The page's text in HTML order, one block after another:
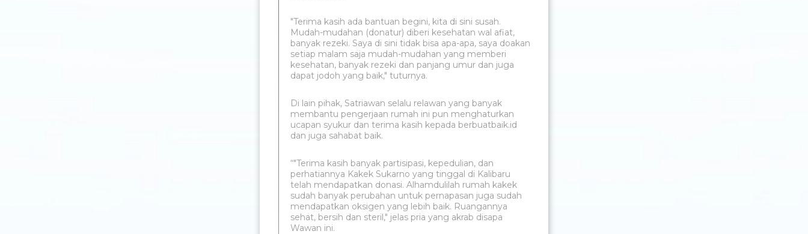
"Terima kasih ada bantuan begini, kita di sini susah.
Mudah-mudahan (donatur) diberi kesehatan wal afiat,
banyak rezeki. Saya di sini tidak bisa apa-apa, saya doakan
setiap malam saja mudah-mudahan yang memberi
kesehatan, banyak rezeki dan panjang umur dan juga
dapat jodoh yang baik," tuturnya.
Di lain pihak, Satriawan selalu relawan yang banyak
membantu pengerjaan rumah ini pun menghaturkan
ucapan syukur dan terima kasih kepada berbuatbaik.id
dan juga sahabat baik.
“"Terima kasih banyak partisipasi, kepedulian, dan
perhatiannya Kakek Sukarno yang tinggal di Kalibaru
telah mendapatkan donasi. Alhamdulilah rumah kakek
sudah banyak perubahan untuk pernapasan juga sudah
mendapatkan oksigen yang lebih baik. Ruangannya
sehat, bersih dan steril," jelas pria yang akrab disapa
Wawan ini.